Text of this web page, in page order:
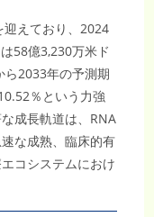
迎えており、2024
58億3,230万米ド
ら2033年の予測期
％という力強
成長軌道は、RNA
な成熟、臨床的有
コシステムにおけ